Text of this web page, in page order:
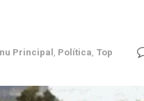
Principal, Política, Top